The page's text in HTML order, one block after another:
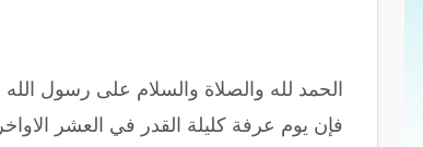
الحمد لله والصلاة والسلام على رسول
فإن يوم عرفة كليلة القدر في العشر